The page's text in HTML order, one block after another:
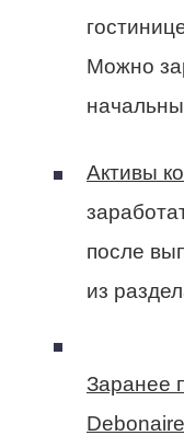
Можно
Активы
после
из
Заранее
Debonaire